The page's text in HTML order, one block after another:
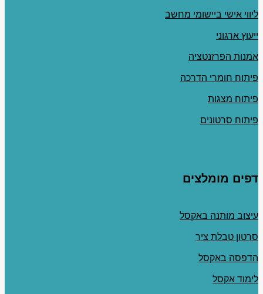
ליווי אישי ביישומי מחשב
ייעוץ ארגוני
אמנות הפרזנטציה
פיתוח חומרי הדרכה
פיתוח מצגות
פיתוח סרטונים
דפים מומלצים
עיצוב מותנה באקסל
סרטון טבלת ציר
הדפסה באקסל
לימוד אקסל